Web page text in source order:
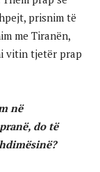
prisnim të
me Tiranën,
vitin tjetër prap
në
do të